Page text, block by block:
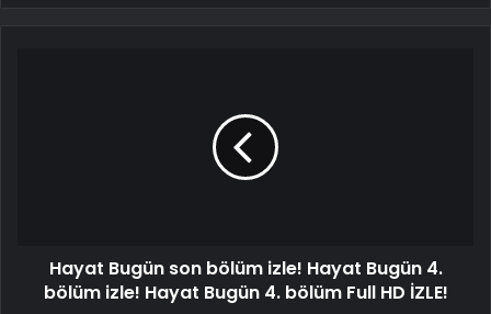
Hayat Bugün son bölüm izle! Hayat Bugün 4.
bölüm izle! Hayat Bugün 4. bölüm Full HD İZLE!